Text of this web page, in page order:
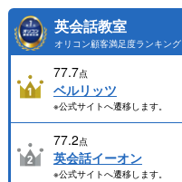
英会話教室
オリコン顧客満足度ランキング
77.7点
ベルリッツ
※公式サイトへ遷移します。
77.2点
英会話イーオン
※公式サイトへ遷移します。